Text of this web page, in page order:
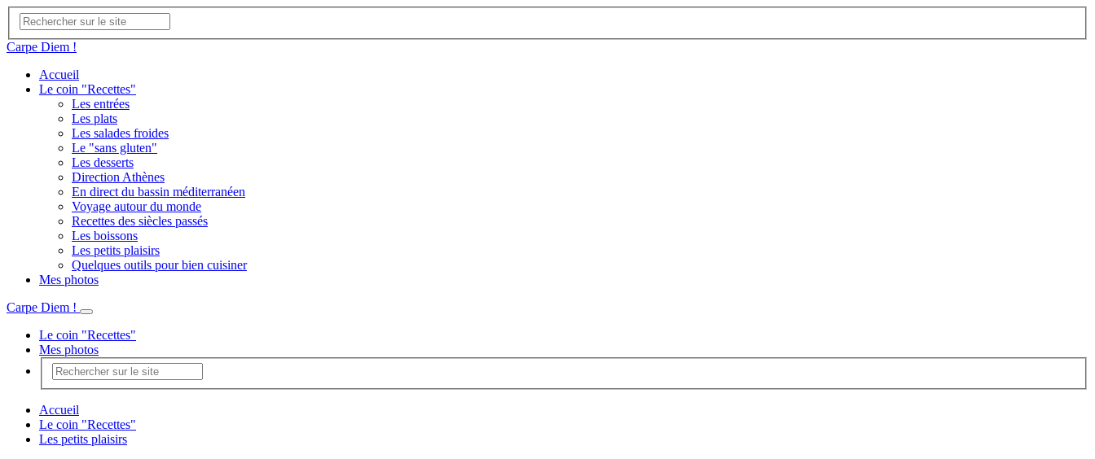
Carpe Diem !
Accueil
Le coin "Recettes"
Les entrées
Les plats
Les salades froides
Le "sans gluten"
Les desserts
Direction Athènes
En direct du bassin méditerranéen
Voyage autour du monde
Recettes des siècles passés
Les boissons
Les petits plaisirs
Quelques outils pour bien cuisiner
Mes photos
Carpe Diem !
Le coin "Recettes"
Mes photos
Accueil
Le coin "Recettes"
Les petits plaisirs